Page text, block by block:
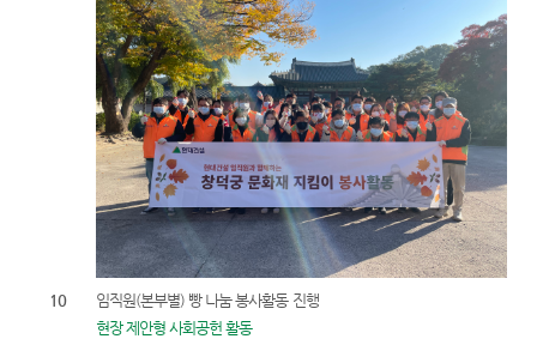
10
임직원(본부별) 빵 나눔 봉사활동 진행
현장 제안형 사회공헌 활동